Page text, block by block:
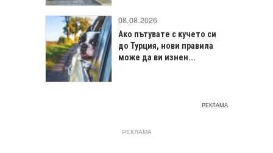
08.08.2026
Ако пътувате с кучето си
до Турция, нови правила
може да ви изнен...
РЕКЛАМА
РЕКЛАМА